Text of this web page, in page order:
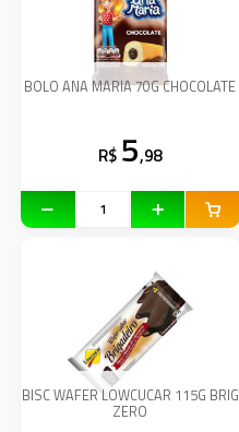
BOLO ANA MARIA 70G CHOCOLATE
R$ 5,98
BISC WAFER LOWCUCAR 115G BRIG
ZERO